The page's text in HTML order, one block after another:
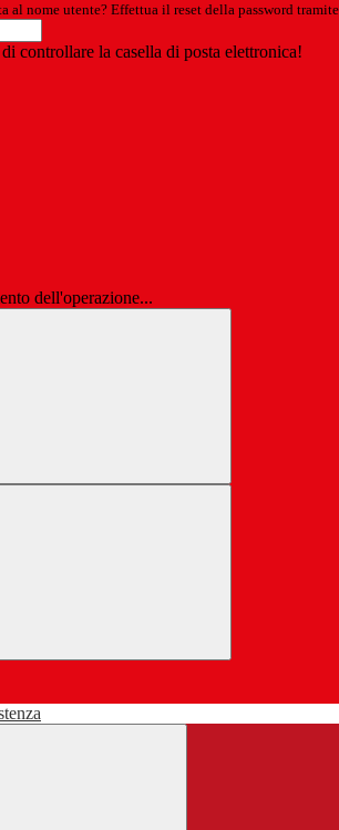
al nome utente? Effettua il reset della password
controllare la casella di posta elettronica!
dell'operazione...